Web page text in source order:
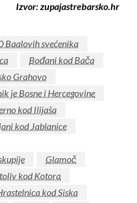
Izvor: zupajastrebarsko.hr
Baalovih svećenika
Bođani kod Bača
Grahovo
je Bosne i Hercegovine
kod Ilijaša
kod Jablanice
Glamoč
kod Kotora
kod Siska